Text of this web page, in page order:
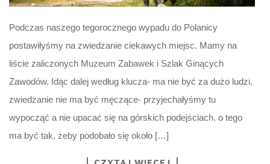
Podczas naszego tegorocznego wypadu do Polanicy
postawiłyśmy na zwiedzanie ciekawych miejsc. Mamy na
liście zaliczonych Muzeum Zabawek i Szlak Ginących
Zawodów. Idąc dalej według klucza- ma nie być za dużo ludzi,
zwiedzanie nie ma być męczące- przyjechałyśmy tu
wypocząć a nie upacać się na górskich podejściach. o tego
ma być tak, żeby podobało się około […]